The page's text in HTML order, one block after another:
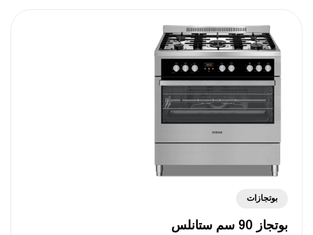
بوتجازات
بوتجاز 90 سم ستانلس